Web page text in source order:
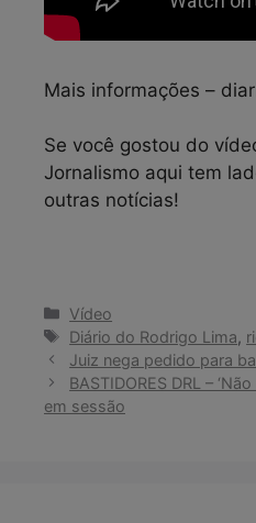
Mais informações –
Se você gostou do
Jornalismo aqui tem
outras notícias!
Categorias
Vídeo
Tags
Diário do Rodrigo Lima,
Juiz nega pedido para
BASTIDORES DRL –
em sessão